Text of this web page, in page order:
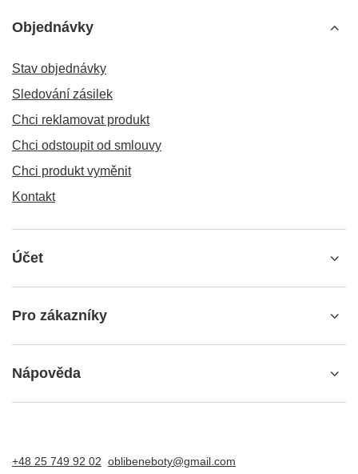
Objednávky
Stav objednávky
Sledování zásilek
Chci reklamovat produkt
Chci odstoupit od smlouvy
Chci produkt vyměnit
Kontakt
Účet
Pro zákazníky
Nápověda
+48 25 749 92 02 oblibeneboty@gmail.com